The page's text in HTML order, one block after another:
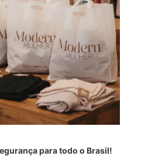
para todo o Brasil!